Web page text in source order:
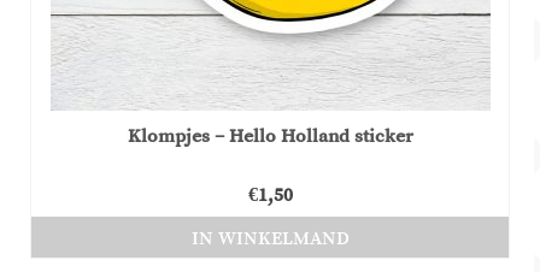
Klompjes – Hello Holland sticker
€1,50
IN WINKELMAND